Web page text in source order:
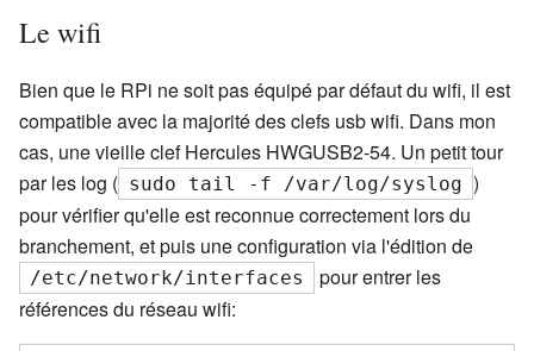
Le wifi
Bien que le RPi ne soit pas équipé par défaut du wifi, il est
compatible avec la majorité des clefs usb wifi. Dans mon
cas, une vieille clef Hercules HWGUSB2-54. Un petit tour
par les log ( sudo tail -f /var/log/syslog )
pour vérifier qu'elle est reconnue correctement lors du
branchement, et puis une configuration via l'édition de
/etc/network/interfaces
pour entrer les
références du réseau wifi: